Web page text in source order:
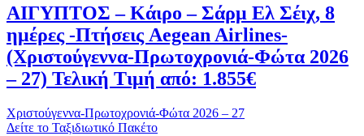
ΑΙΓΥΠΤΟΣ – Κάιρο – Σάρμ Ελ Σέιχ, 8
ημέρες -Πτήσεις Aegean Airlines-
(Χριστούγεννα-Πρωτοχρονιά-Φώτα 2026
– 27) Τελική Τιμή από: 1.855€
Χριστούγεννα-Πρωτοχρονιά-Φώτα 2026 – 27
Δείτε το Ταξιδιωτικό Πακέτο